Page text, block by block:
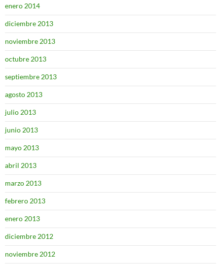
enero 2014
diciembre 2013
noviembre 2013
octubre 2013
septiembre 2013
agosto 2013
julio 2013
junio 2013
mayo 2013
abril 2013
marzo 2013
febrero 2013
enero 2013
diciembre 2012
noviembre 2012